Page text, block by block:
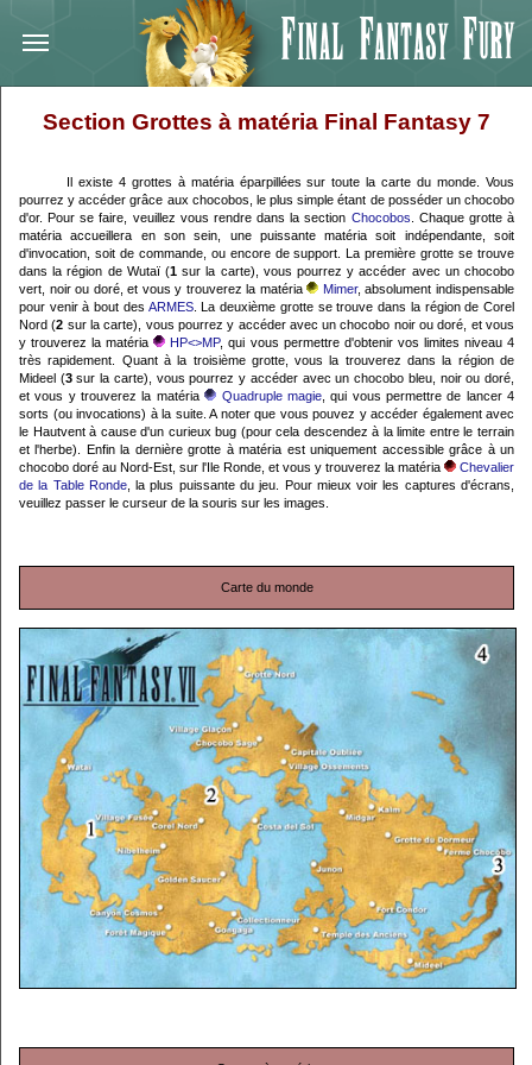
Section Grottes à matéria Final Fantasy 7
Il existe 4 grottes à matéria éparpillées sur toute la carte du monde. Vous
pourrez y accéder grâce aux chocobos, le plus simple étant de posséder un chocobo
d'or. Pour se faire, veuillez vous rendre dans la section Chocobos . Chaque grotte à
matéria accueillera en son sein, une puissante matéria soit indépendante, soit
d'invocation, soit de commande, ou encore de support. La première grotte se trouve
dans la région de Wutaï (1 sur la carte), vous pourrez y accéder avec un chocobo
vert, noir ou doré, et vous y trouverez la matéria
Mimer, absolument indispensable
pour venir à bout des ARMES. La deuxième grotte se trouve dans la région de Corel
Nord (2 sur la carte), vous pourrez y accéder avec un chocobo noir ou doré, et vous
y trouverez la matéria
HP<>MP, qui vous permettre d'obtenir vos limites niveau 4
très rapidement. Quant à la troisième grotte, vous la trouverez dans la région de
Mideel (3sur la carte), vous pourrez y accéder avec un chocobo bleu, noir ou doré,
et vous y trouverez la matéria
Quadruple magie, qui vous permettre de lancer 4
sorts (ou invocations) à la suite. A noter que vous pouvez y accéder également avec
le Hautvent à cause d'un curieux bug (pour cela descendez à la limite entre le terrain
et l'herbe). Enfin la dernière grotte à matéria est uniquement accessible grâce à un
chocobo doré au Nord-Est, sur l'Ile Ronde, et vous y trouverez la matéria
Chevalier
de la Table Ronde, la plus puissante du jeu. Pour mieux voir les captures d'écrans,
veuillez passer le curseur de la souris sur les images.
Carte du monde